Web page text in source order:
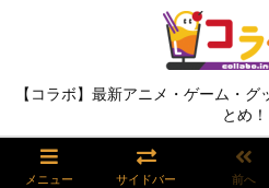
【コラボ】最新アニメ・ゲーム・
とめ！
メニュー サイドバー 前へ